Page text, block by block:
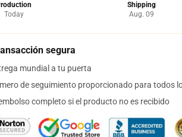
Today
Shipping
Aug. 09
segura
mundial a tu puerta
de seguimiento proporcionado para todos
completo si el producto no es recibido